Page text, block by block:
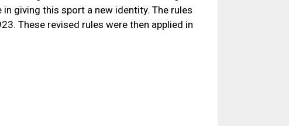
giving this sport a new identity. The rules
These revised rules were then applied in